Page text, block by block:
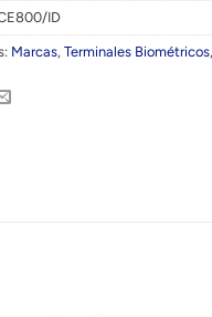
ID
Marcas, Terminales Biométricos,